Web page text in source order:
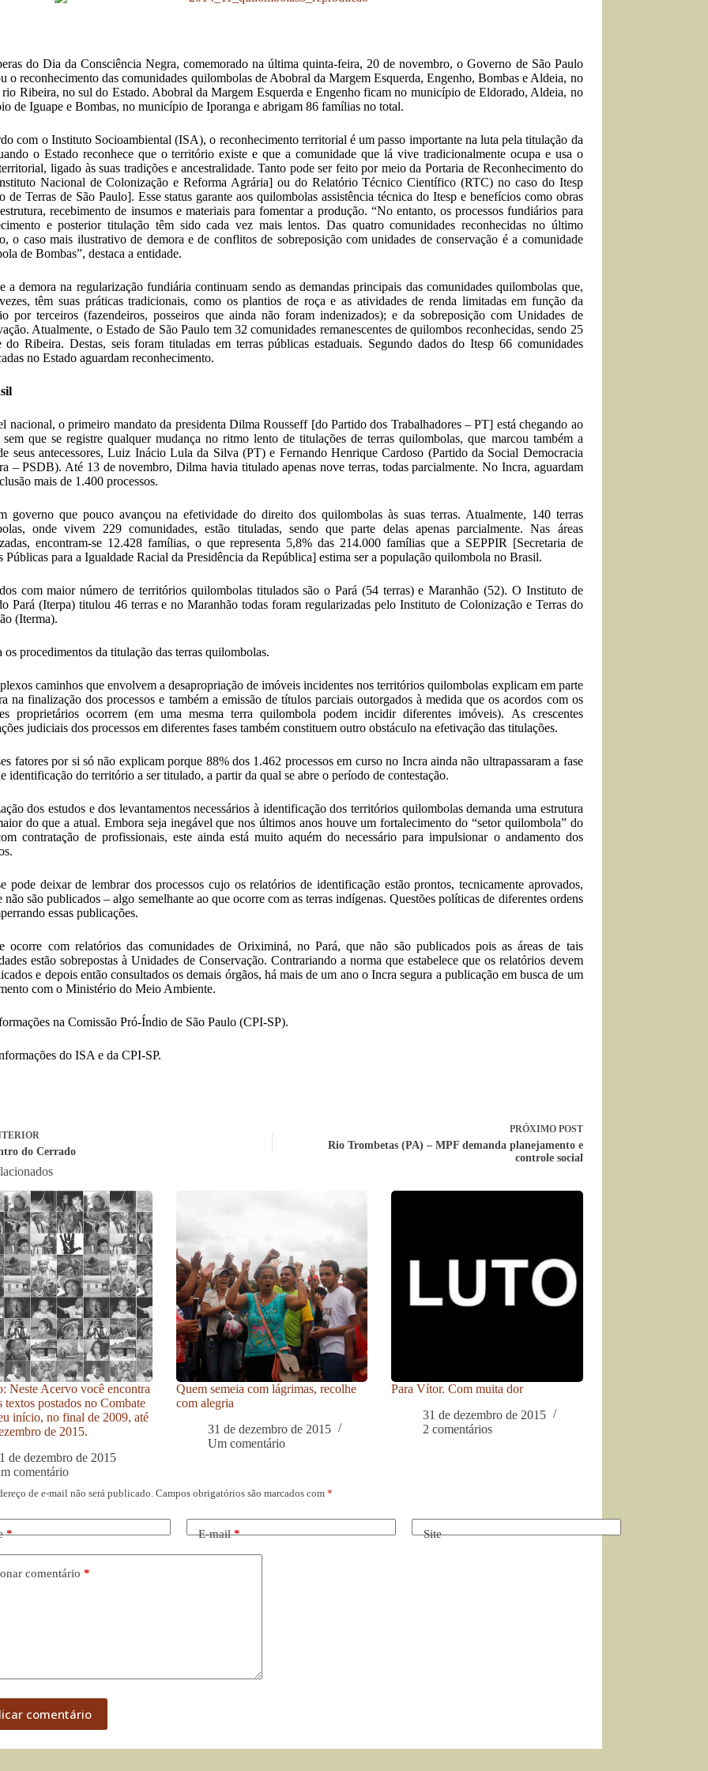
do Dia da Consciência Negra, comemorado na última quinta-feira, 20 de novembro, o Governo de São Paulo
o reconhecimento das comunidades quilombolas de Abobral da Margem Esquerda, Engenho, Bombas e Aldeia, no
rio Ribeira, no sul do Estado. Abobral da Margem Esquerda e Engenho ficam no município de Eldorado, Aldeia, no
de Iguape e Bombas, no município de Iporanga e abrigam 86 famílias no total.
com o Instituto Socioambiental (ISA), o reconhecimento territorial é um passo importante na luta pela titulação da
o Estado reconhece que o território existe e que a comunidade que lá vive tradicionalmente ocupa e usa o
ligado às suas tradições e ancestralidade. Tanto pode ser feito por meio da Portaria de Reconhecimento do
Nacional de Colonização e Reforma Agrária] ou do Relatório Técnico Científico (RTC) no caso do Itesp
de Terras de São Paulo]. Esse status garante aos quilombolas assistência técnica do Itesp e benefícios como obras
recebimento de insumos e materiais para fomentar a produção. “No entanto, os processos fundiários para
e posterior titulação têm sido cada vez mais lentos. Das quatro comunidades reconhecidas no último
o caso mais ilustrativo de demora e de conflitos de sobreposição com unidades de conservação é a comunidade
de Bombas”, destaca a entidade.
a demora na regularização fundiária continuam sendo as demandas principais das comunidades quilombolas que,
têm suas práticas tradicionais, como os plantios de roça e as atividades de renda limitadas em função da
por terceiros (fazendeiros, posseiros que ainda não foram indenizados); e da sobreposição com Unidades de
Atualmente, o Estado de São Paulo tem 32 comunidades remanescentes de quilombos reconhecidas, sendo 25
do Ribeira. Destas, seis foram tituladas em terras públicas estaduais. Segundo dados do Itesp 66 comunidades
no Estado aguardam reconhecimento.
nacional, o primeiro mandato da presidenta Dilma Rousseff [do Partido dos Trabalhadores – PT] está chegando ao
que se registre qualquer mudança no ritmo lento de titulações de terras quilombolas, que marcou também a
seus antecessores, Luiz Inácio Lula da Silva (PT) e Fernando Henrique Cardoso (Partido da Social Democracia
– PSDB). Até 13 de novembro, Dilma havia titulado apenas nove terras, todas parcialmente. No Incra, aguardam
mais de 1.400 processos.
governo que pouco avançou na efetividade do direito dos quilombolas às suas terras. Atualmente, 140 terras
, onde vivem 229 comunidades, estão tituladas, sendo que parte delas apenas parcialmente. Nas áreas
encontram-se 12.428 famílias, o que representa 5,8% das 214.000 famílias que a SEPPIR [Secretaria de
Públicas para a Igualdade Racial da Presidência da República] estima ser a população quilombola no Brasil.
com maior número de territórios quilombolas titulados são o Pará (54 terras) e Maranhão (52). O Instituto de
Pará (Iterpa) titulou 46 terras e no Maranhão todas foram regularizadas pelo Instituto de Colonização e Terras do
(Iterma).
os procedimentos da titulação das terras quilombolas.
caminhos que envolvem a desapropriação de imóveis incidentes nos territórios quilombolas explicam em parte
na finalização dos processos e também a emissão de títulos parciais outorgados à medida que os acordos com os
proprietários ocorrem (em uma mesma terra quilombola podem incidir diferentes imóveis). As crescentes
judiciais dos processos em diferentes fases também constituem outro obstáculo na efetivação das titulações.
fatores por si só não explicam porque 88% dos 1.462 processos em curso no Incra ainda não ultrapassaram a fase
identificação do território a ser titulado, a partir da qual se abre o período de contestação.
dos estudos e dos levantamentos necessários à identificação dos territórios quilombolas demanda uma estrutura
do que a atual. Embora seja inegável que nos últimos anos houve um fortalecimento do “setor quilombola” do
contratação de profissionais, este ainda está muito aquém do necessário para impulsionar o andamento dos
pode deixar de lembrar dos processos cujo os relatórios de identificação estão prontos, tecnicamente aprovados,
não são publicados – algo semelhante ao que ocorre com as terras indígenas. Questões políticas de diferentes ordens
essas publicações.
ocorre com relatórios dascomunidades de Oriximiná, no Pará, que não são publicados pois as áreas de tais
estão sobrepostas à Unidades de Conservação. Contrariando a norma que estabelece que os relatórios devem
e depois então consultados os demais órgãos, há mais de um ano o Incra segura a publicação em busca de um
com o Ministério do Meio Ambiente.
na Comissão Pró-Índio de São Paulo (CPI-SP).
do ISA e da CPI-SP.
do Cerrado
PRÓXIMO POST
Rio Trombetas (PA) – MPF demanda planejamento e
controle social
Neste Acervo você encontra
textos postados no Combate
início, no final de 2009, até
de 2015.
de dezembro de 2015
Quem semeia com lágrimas, recolhe
com alegria
31 de dezembro de 2015
Um comentário
Para Vítor. Com muita dor
31 de dezembro de 2015
2 comentários
comentário
de e-mail não será publicado. Campos obrigatórios são marcados com *
* E-mail* Site
comentário *
comentário